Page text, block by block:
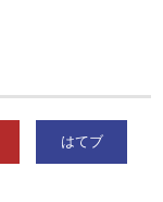
はてブ